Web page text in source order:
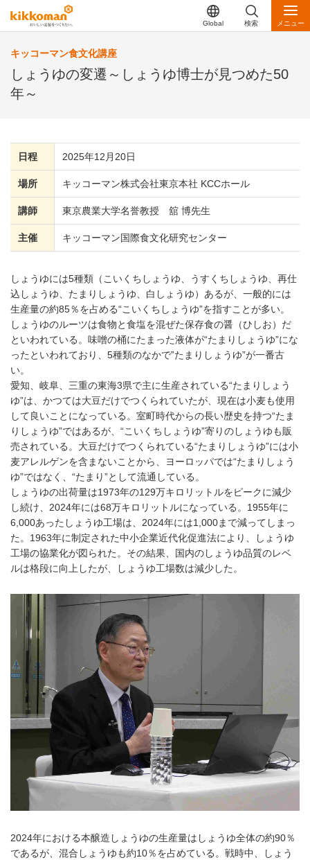
Global 検索 メニュー
キッコーマン食文化講座
しょうゆの変遷～しょうゆ博士が見つめた50
年～
日程 2025年12月20日
場所 キッコーマン株式会社東京本社 KCCホール
講師 東京農業大学名誉教授 舘 博先生
主催 キッコーマン国際食文化研究センター
しょうゆには5種類（こいくちしょうゆ、うすくちしょうゆ、再仕
込しょうゆ、たまりしょうゆ、白しょうゆ）あるが、一般的には
生産量の約85％を占める“こいくちしょうゆ”を指すことが多い。
しょうゆのルーツは食物と食塩を混ぜた保存食の醤（ひしお）だ
といわれている。味噌の桶にたまった液体が“たまりしょうゆ”にな
ったといわれており、5種類のなかで‟たまりしょうゆ”が一番古
い。
愛知、岐阜、三重の東海3県で主に生産されている“たまりしょう
ゆ”は、かつては大豆だけでつくられていたが、現在は小麦も使用
して良いことになっている。室町時代からの長い歴史を持つ“たま
りしょうゆ”ではあるが、“こいくちしょうゆ”寄りのしょうゆも販
売されている。大豆だけでつくられている“たまりしょうゆ”には小
麦アレルゲンを含まないことから、ヨーロッパでは“たまりしょう
ゆ”ではなく、“たまり”として流通している。
しょうゆの出荷量は1973年の129万キロリットルをピークに減少
し続け、2024年には68万キロリットルになっている。1955年に
6,000あったしょうゆ工場は、2024年には1,000まで減ってしまっ
た。1963年に制定された中小企業近代化促進法により、しょうゆ
工場の協業化が図られた。その結果、国内のしょうゆ品質のレベ
ルは格段に向上したが、しょうゆ工場数は減少した。
2024年における本醸造しょうゆの生産量はしょうゆ全体の約90％
であるが、混合しょうゆも約10％を占めている。戦時中、しょう